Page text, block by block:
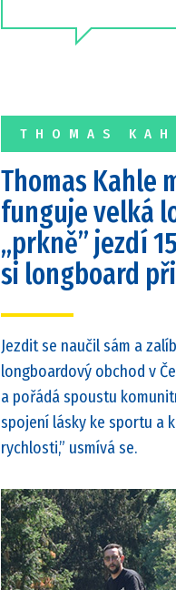
THOMAS
Thomas Kahle
funguje velká
„prkně” jezdí
si longboard
Jezdit se naučil sám a
longboardový obchod v
a pořádá spoustu
spojení lásky ke sportu a
rychlosti,” usmívá se.